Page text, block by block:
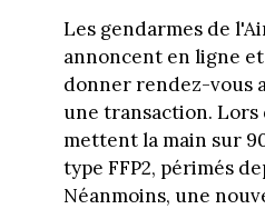
Les gendarmes de
annoncent en ligne
donner rendez-vous
une transaction.
mettent la main sur
type FFP2, périmés
Néanmoins, une